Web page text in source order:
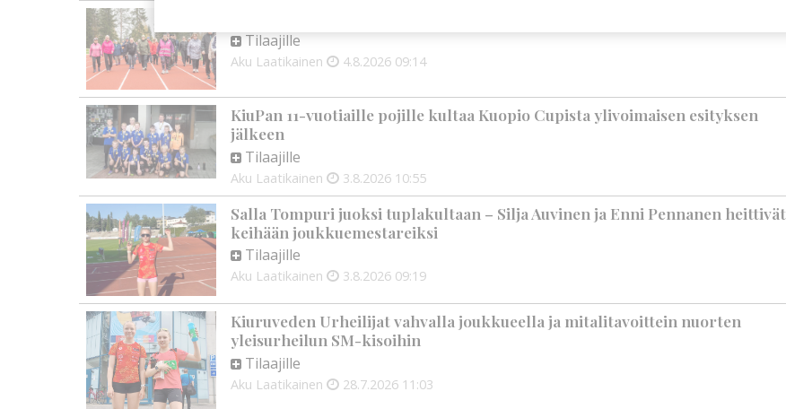
Tilaajille
Aku Laatikainen 4.8.2026 09:14
KiuPan 11-vuotiaille pojille kultaa Kuopio Cupista ylivoimaisen esityksen
jälkeen
Tilaajille
Aku Laatikainen 3.8.2026 10:55
Salla Tompuri juoksi tuplakultaan – Silja Auvinen ja Enni Pennanen heittivät
keihään joukkuemestareiksi
Tilaajille
Aku Laatikainen 3.8.2026 09:19
Kiuruveden Urheilijat vahvalla joukkueella ja mitalitavoittein nuorten
yleisurheilun SM-kisoihin
Tilaajille
Aku Laatikainen 28.7.2026 11:03